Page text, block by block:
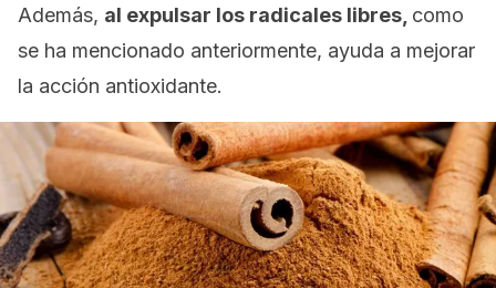
Además, al expulsar los radicales libres, como
se ha mencionado anteriormente, ayuda a mejorar
la acción antioxidante.